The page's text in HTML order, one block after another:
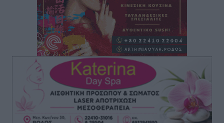
Σύμη: Ανασύρθηκε σορός άνδρα – Εξετάζεται αν είναι
ο 8ος Γερμανός που αγνοούνταν μετά την παράσυρσή
ιστιοφόρου
Τοπικές Ειδήσεις• πριν 12 ώρες
Ερώτηση στην Ευρωπαϊκή Επιτροπή για τις
αλλεπάλληλες πυρκαγιές που ξεσπούν από μονάδες
ανακύκλωσης και ΧΥΤΑ και την επικίνδυνη έκθεση
σε καρκινογόνες τοξικές ουσίες
Ειδήσεις• πριν 12 ώρες